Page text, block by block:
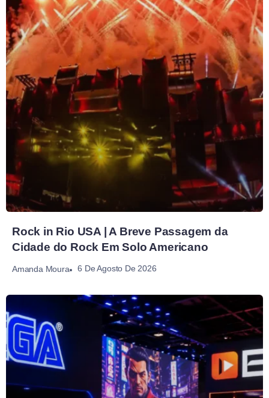
Rock in Rio USA | A Breve Passagem da
Cidade do Rock Em Solo Americano
Amanda Moura 6 De Agosto De 2026